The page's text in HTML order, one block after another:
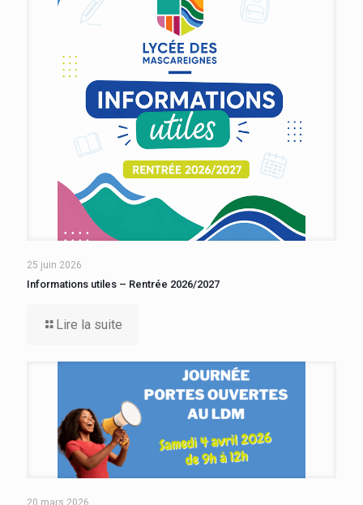
25 juin 2026
Informations utiles – Rentrée 2026/2027
Lire la suite